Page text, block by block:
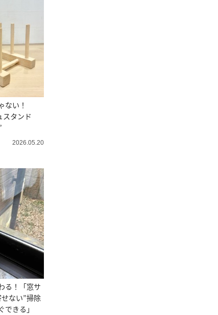
ない！
スタンド
2026.05.20
る！「窓サ
ない”掃除
きる」